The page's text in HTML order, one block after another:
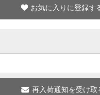
お気に入りに登録す